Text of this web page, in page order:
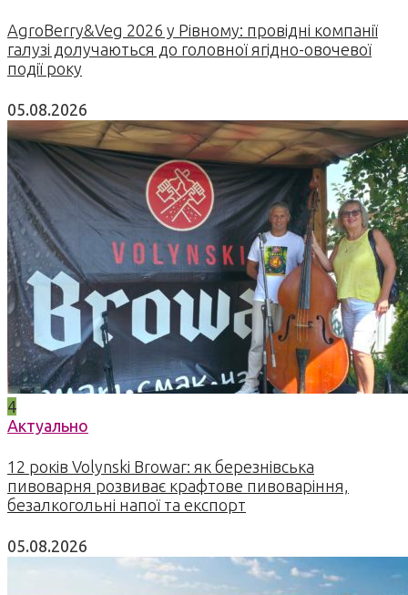
AgroBerry&Veg 2026 у Рівному: провідні компанії
галузі долучаються до головної ягідно-овочевої
події року
05.08.2026
4
Актуально
12 років Volynski Browar: як березнівська
пивоварня розвиває крафтове пивоваріння,
безалкогольні напої та експорт
05.08.2026